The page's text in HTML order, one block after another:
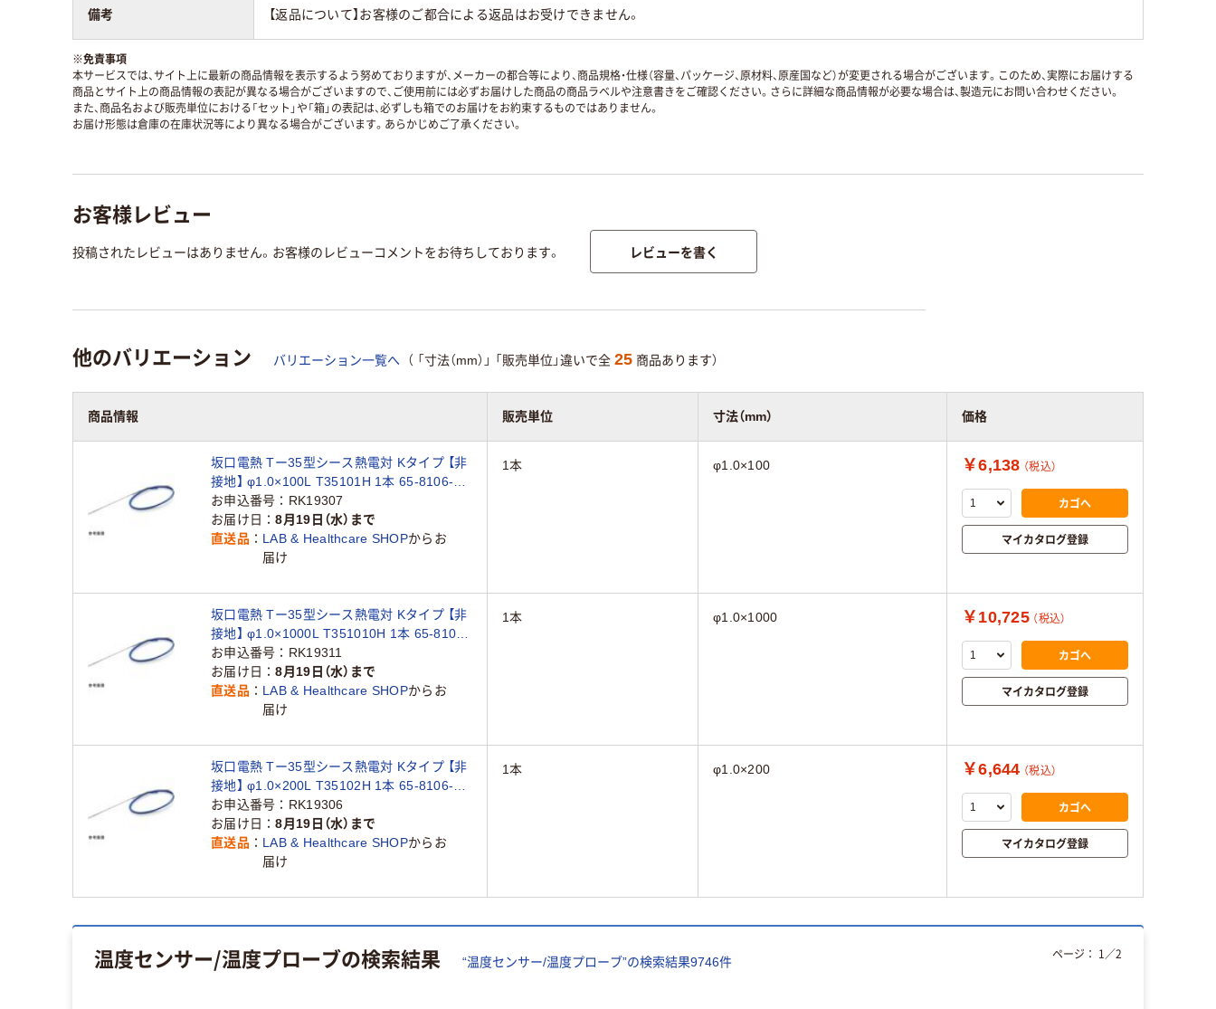
備考 【返品について】お客様のご都合による返品はお受けできません。
※免責事項
本サービスでは、サイト上に最新の商品情報を表示するよう努めておりますが、メーカーの都合等により、商品規格・仕様（容量、パッケージ、原材料、原産国など）が変更される場合がございます。このため、実際にお届けする
商品とサイト上の商品情報の表記が異なる場合がございますので、ご使用前には必ずお届けした商品の商品ラベルや注意書きをご確認ください。さらに詳細な商品情報が必要な場合は、製造元にお問い合わせください。
また、商品名および販売単位における「セット」や「箱」の表記は、必ずしも箱でのお届けをお約束するものではありません。
お届け形態は倉庫の在庫状況等により異なる場合がございます。あらかじめご了承ください。
お客様レビュー
投稿されたレビューはありません。お客様のレビューコメントをお待ちしております。 レビューを書く
他のバリエーション バリエーション一覧へ （ 「寸法（mm）」 「販売単位」違いで全 25 商品あります）
商品情報 販売単位 寸法（mm） 価格
坂口電熱 Tー35型シース熱電対 Kタイプ 【非
接地】 φ1.0×100L T35101H 1本 65-8106-
18（直送品）
お申込番号
RK19307
お届け日
8月19日（水）まで
直送品
LAB & Healthcare SHOPからお
届け
1本 φ1.0×100 ￥6,138 （税込）
カゴへ
マイカタログ登録
坂口電熱 Tー35型シース熱電対 Kタイプ 【非
接地】 φ1.0×1000L T351010H 1本 65-8106-
22（直送品）
お申込番号
RK19311
お届け日
8月19日（水）まで
直送品
LAB & Healthcare SHOPからお
届け
1本 φ1.0×1000 ￥10,725 （税込）
カゴへ
マイカタログ登録
坂口電熱 Tー35型シース熱電対 Kタイプ 【非
接地】 φ1.0×200L T35102H 1本 65-8106-
19（直送品）
お申込番号
RK19306
お届け日
8月19日（水）まで
直送品
LAB & Healthcare SHOPからお
届け
1本 φ1.0×200 ￥6,644 （税込）
カゴへ
マイカタログ登録
温度センサー/温度プローブの検索結果 “温度センサー/温度プローブ”の検索結果9746件
ページ： 1 ／2